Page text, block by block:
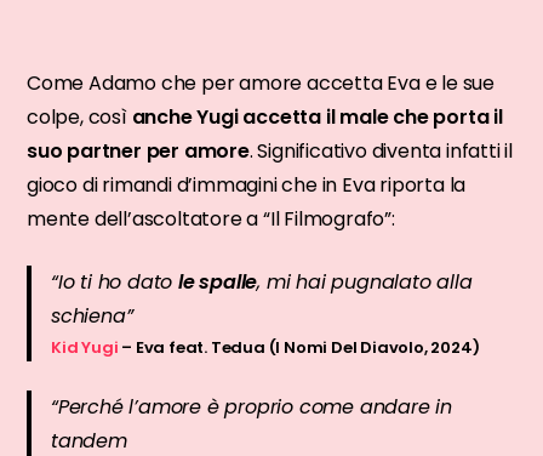
Come Adamo che per amore accetta Eva e le sue
colpe, così anche Yugi accetta il male che porta il
suo partner per amore. Significativo diventa infatti il
gioco di rimandi d’immagini che in Eva riporta la
mente dell’ascoltatore a “Il Filmografo”:
“Io ti ho dato le spalle, mi hai pugnalato alla
schiena”
Kid Yugi – Eva feat. Tedua (I Nomi Del Diavolo, 2024)
“Perché l’amore è proprio come andare in
tandem